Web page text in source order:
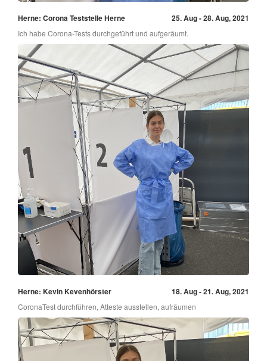
Herne: Corona Teststelle Herne 25. Aug - 28. Aug, 2021
Ich habe Corona-Tests durchgeführt und aufgeräumt.
Herne: Kevin Kevenhörster 18. Aug - 21. Aug, 2021
CoronaTest durchführen, Atteste ausstellen, aufräumen